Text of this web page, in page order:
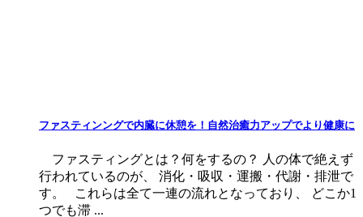
ファスティンングで内臓に休憩を！自然治癒力アップでより健康に
ファスティングとは？何をするの？ 人の体で絶えず
行われているのが、 消化・吸収・運搬・代謝・排泄で
す。 これらは全て一連の流れとなっており、 どこか1
つでも滞 ...